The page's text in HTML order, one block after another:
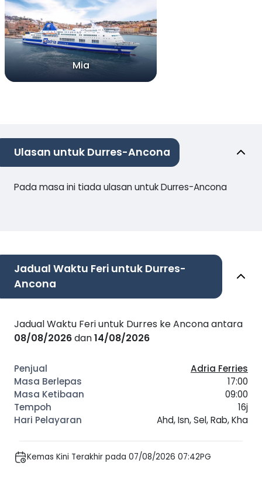
Mia
Ulasan untuk Durres-Ancona
Pada masa ini tiada ulasan untuk Durres-Ancona
Jadual Waktu Feri untuk Durres-
Ancona
Jadual Waktu Feri untuk Durres ke Ancona antara
08/08/2026dan14/08/2026
Adria Ferries
17:00
09:00
16j
Ahd, Isn, Sel, Rab, Kha
Kemas Kini Terakhir pada 07/08/2026 07:42PG